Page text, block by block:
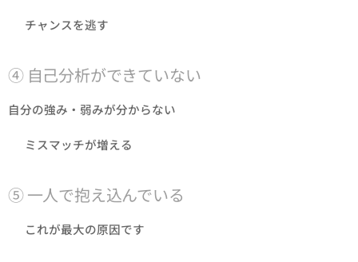
👉 チャンスを逃す
④ 自己分析ができていない
自分の強み・弱みが分からない
👉 ミスマッチが増える
⑤ 一人で抱え込んでいる
👉 これが最大の原因です